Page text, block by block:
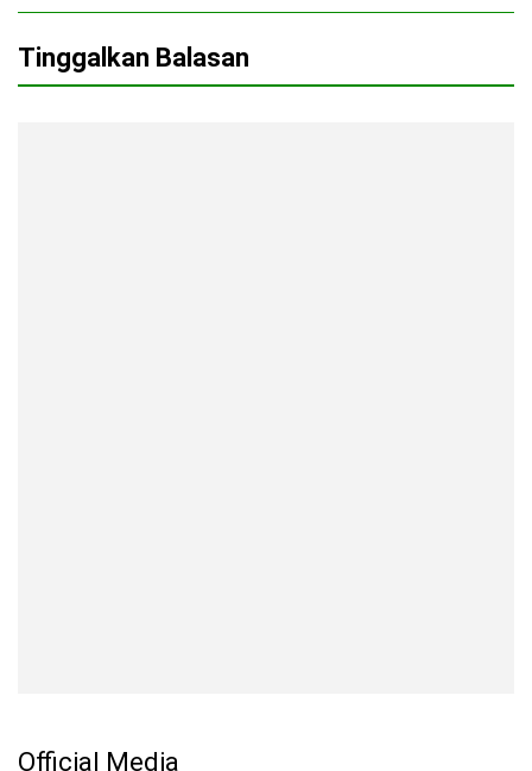
Tinggalkan Balasan
Official Media